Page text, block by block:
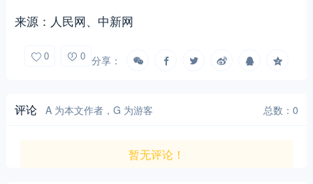
来源：人民网、中新网
0 0 分享：
评论 A 为本文作者，G 为游客 总数：0
暂无评论！